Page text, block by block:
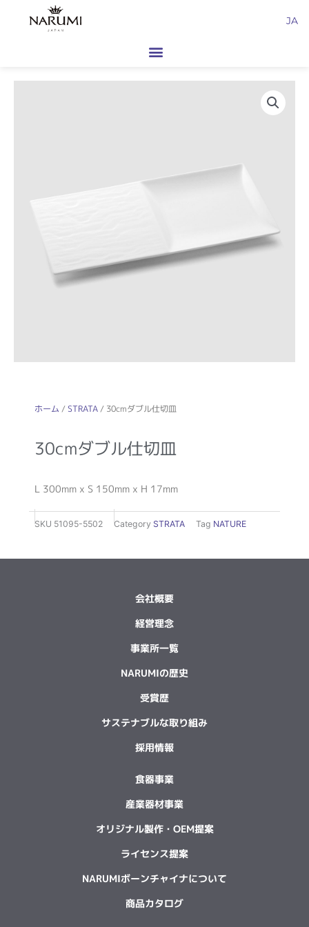
JA
ホーム /STRATA/ 30cmダブル仕切皿
30cmダブル仕切皿
L 300mm x S 150mm x H 17mm
SKU 51095-5502 Category STRATA Tag NATURE
会社概要
経営理念
事業所一覧
NARUMIの歴史
受賞歴
サステナブルな取り組み
採用情報
食器事業
産業器材事業
オリジナル製作・OEM提案
ライセンス提案
NARUMIボーンチャイナについて
商品カタログ